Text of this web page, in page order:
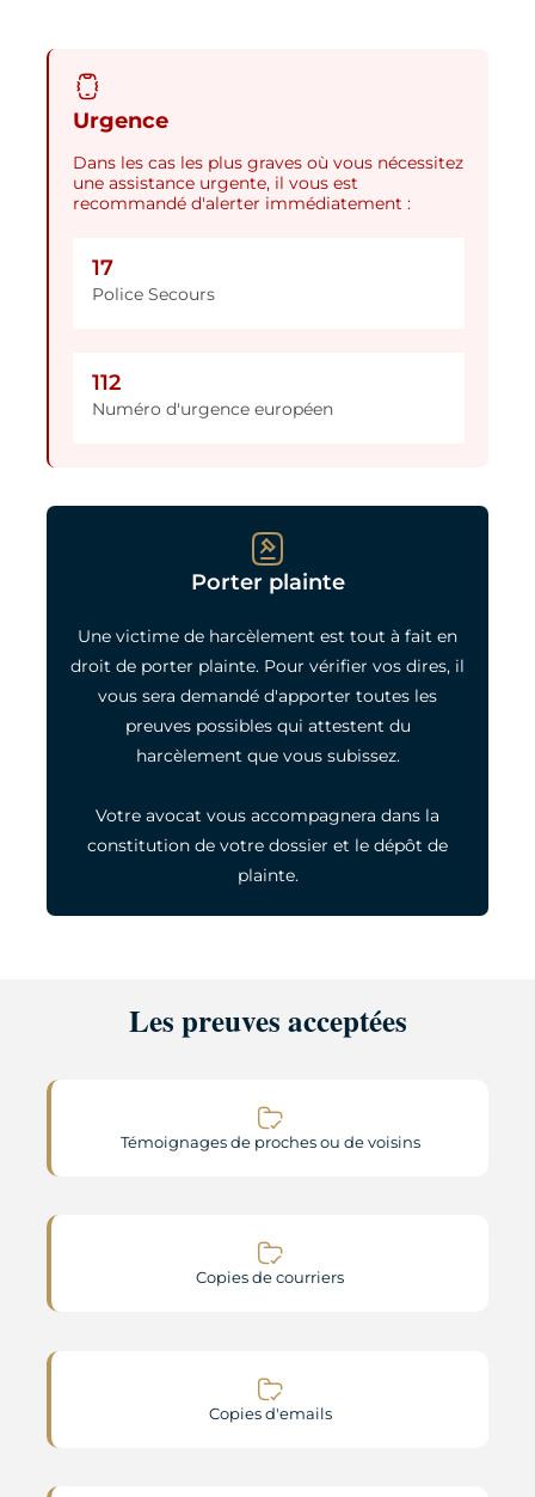
Urgence
Dans les cas les plus graves où vous nécessitez
une assistance urgente, il vous est
recommandé d'alerter immédiatement :
17
Police Secours
112
Numéro d'urgence européen
Porter plainte
Une victime de harcèlement est tout à fait en
droit de porter plainte. Pour vérifier vos dires, il
vous sera demandé d'apporter toutes les
preuves possibles qui attestent du
harcèlement que vous subissez.
Votre avocat vous accompagnera dans la
constitution de votre dossier et le dépôt de
plainte.
Les preuves acceptées
Témoignages de proches ou de voisins
Copies de courriers
Copies d'emails